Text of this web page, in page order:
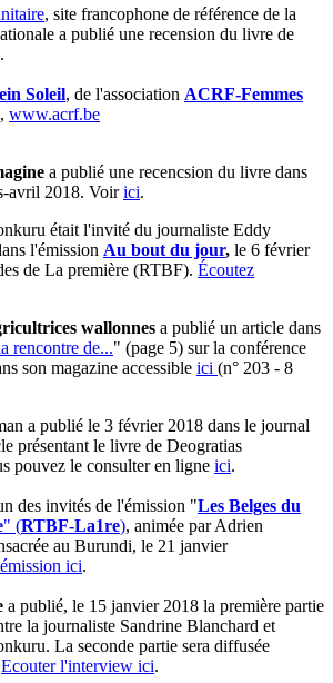
, site francophone de référence de la
a publié une recension du livre de
Soleil, de l'association ACRF-Femmes
, www.acrf.be
a publié une recencsion du livre dans
avril 2018. Voirici.
était l'invité du journaliste Eddy
l'émission Au bout du jour, le 6 février
de La première (RTBF).​ Écoutez
wallonnes a publié un article dans
rencontre de..." (page 5) sur la conférence
son magazine accessible ici (n° 203 - 8
a publié le 3 février 2018 dans le journal
présentant le livre de Deogratias
pouvez le consulter en ligne ici.
des invités de l'émission "Les Belges du
" (RTBF-La1re), animée par Adrien
au Burundi, le 21 janvier
ici.
a publié, le 15 janvier 2018 la première partie
la journaliste Sandrine Blanchard et
La seconde partie sera diffusée
Ecouter l'interview ici.